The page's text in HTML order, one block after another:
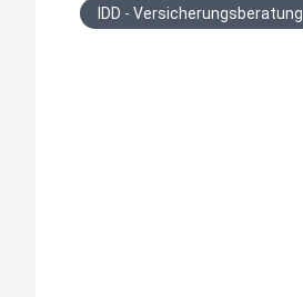
IDD - Versicherungsberatung